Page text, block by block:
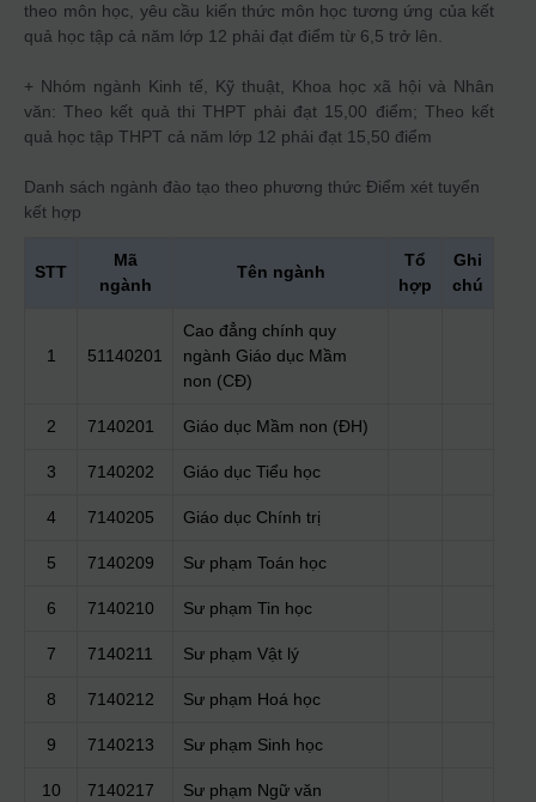
theo môn học, yêu cầu kiến thức môn học tương ứng của kết
quả học tập cả năm lớp 12 phải đạt điểm từ 6,5 trở lên.
+ Nhóm ngành Kinh tế, Kỹ thuật, Khoa học xã hội và Nhân
văn: Theo kết quả thi THPT phải đạt 15,00 điểm; Theo kết
quả học tập THPT cả năm lớp 12 phải đạt 15,50 điểm
Danh sách ngành đào tạo theo phương thức Điểm xét tuyển
kết hợp
STT
Mã
ngành
Tên ngành
Tổ
hợp
Ghi
chú
1 51140201
Cao đẳng chính quy
ngành Giáo dục Mầm
non (CĐ)
2 7140201 Giáo dục Mầm non (ĐH)
3 7140202 Giáo dục Tiểu học
4 7140205 Giáo dục Chính trị
5 7140209 Sư phạm Toán học
6 7140210 Sư phạm Tin học
7 7140211 Sư phạm Vật lý
8 7140212 Sư phạm Hoá học
9 7140213 Sư phạm Sinh học
10 7140217 Sư phạm Ngữ văn